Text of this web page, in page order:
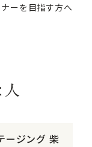
ーを目指す方へ
ージング 柴